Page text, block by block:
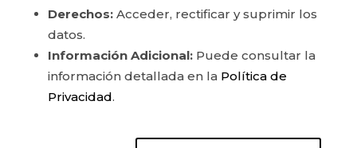
Derechos:Acceder, rectificar y suprimir los
datos.
Información Adicional:Puede consultar la
información detallada en la Política de
Privacidad.